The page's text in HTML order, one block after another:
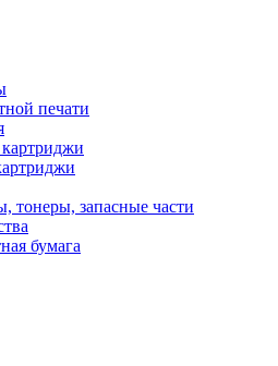
печати
тонеры, запасные части
бумага